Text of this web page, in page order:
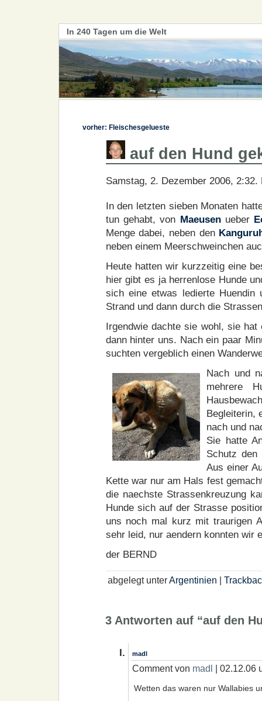
In 240 Tagen um die Welt
vorher: Fleischesgelueste
auf den Hund
Samstag, 2. Dezember 2006, 2:32.
In den letzten sieben Monaten
tun gehabt, von Maeusenueber
Menge dabei, neben den
neben einem Meerschweinchen
Heute hatten wir kurzzeitig eine
hier gibt es ja herrenlose Hunde
sich eine etwas ledierte
Strand und dann durch die
Irgendwie dachte sie wohl, sie
dann hinter uns. Nach ein paar
suchten vergeblich einen
Nach und
mehrere
Begleiterin,
nach und
Sie hatte
Schutz
Aus einer
Kette war nur am Hals fest
die naechste Strassenkreuzung
Hunde sich auf der Strasse
uns noch mal kurz mit traurigen
sehr leid, nur aendern konnten wir
der BERND
abgelegt unterArgentinien
3 Antworten auf “auf den
madl
Comment von madl | 02.12.06
Wetten das waren nur Wallabies